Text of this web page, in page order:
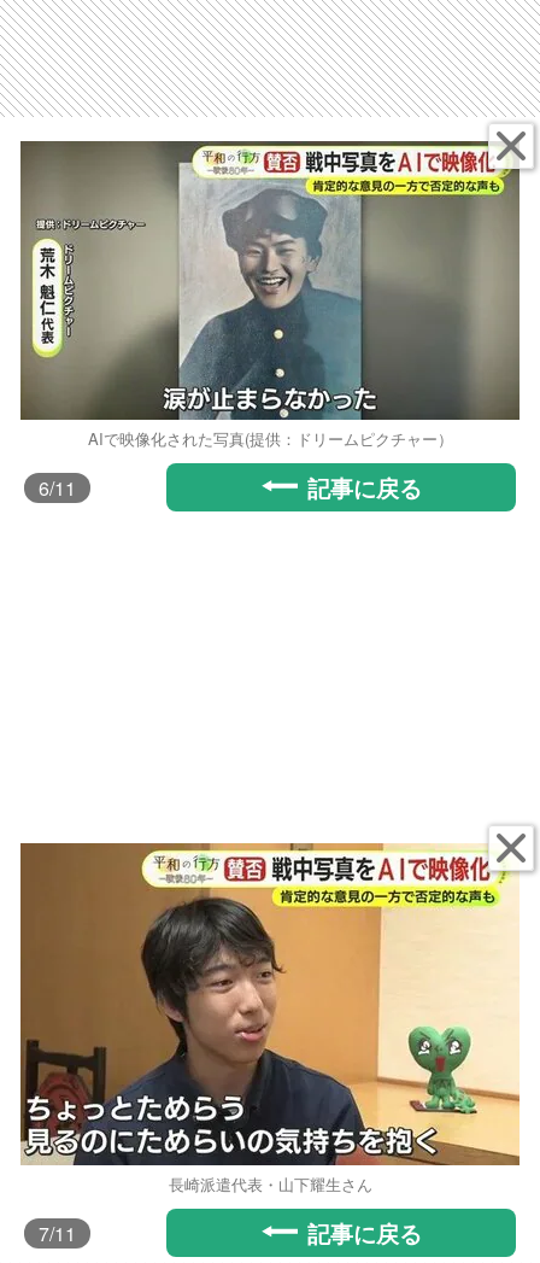
AIで映像化された写真(提供：ドリームピクチャー）
6/11 記事に戻る
長崎派遣代表・山下耀生さん
7/11 記事に戻る